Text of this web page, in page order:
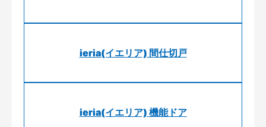
ieria(イエリア) 間仕切戸
ieria(イエリア) 機能ドア